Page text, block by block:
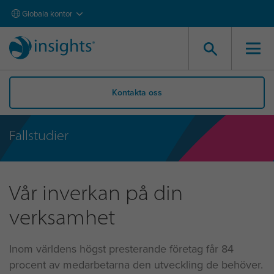
Globala kontor
Kontakta oss
Fallstudier
Vår inverkan på din
verksamhet
Inom världens högst presterande företag får 84
procent av medarbetarna den utveckling de behöver.